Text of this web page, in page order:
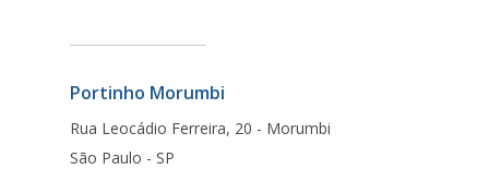
Portinho Morumbi
Rua Leocádio Ferreira, 20 - Morumbi
São Paulo - SP